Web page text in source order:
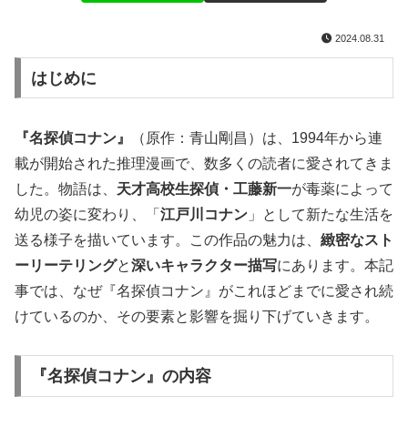
2024.08.31
はじめに
『名探偵コナン』
（原作：青山剛昌）は、1994年から連
載が開始された推理漫画で、数多くの読者に愛されてきま
した。物語は、 天才高校生探偵・工藤新一が毒薬によって
幼児の姿に変わり、「 江戸川コナン 」として新たな生活を
送る様子を描いています。この作品の魅力は、 緻密なスト
ーリーテリングと深いキャラクター描写にあります。本記
事では、なぜ『名探偵コナン』がこれほどまでに愛され続
けているのか、その要素と影響を掘り下げていきます。
『名探偵コナン』の内容